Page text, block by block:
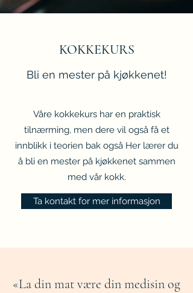
KOKKEKURS
Bli en mester på kjøkkenet!
Våre kokkekurs har en praktisk
tilnærming, men dere vil også få et
innblikk i teorien bak også Her lærer du
å bli en mester på kjøkkenet sammen
med vår kokk.
Ta kontakt for mer informasjon
«La din mat være din medisin og